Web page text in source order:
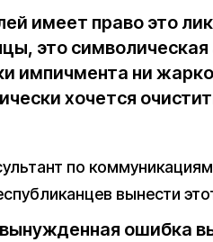
имеет право это
это
импичмента ни
хочется
по
вынести
ошибка